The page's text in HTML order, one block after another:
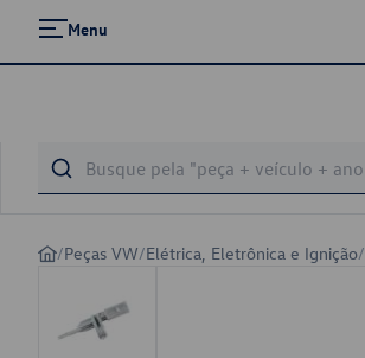
Menu
/Peças VW/Elétrica, Eletrônica e Ignição/